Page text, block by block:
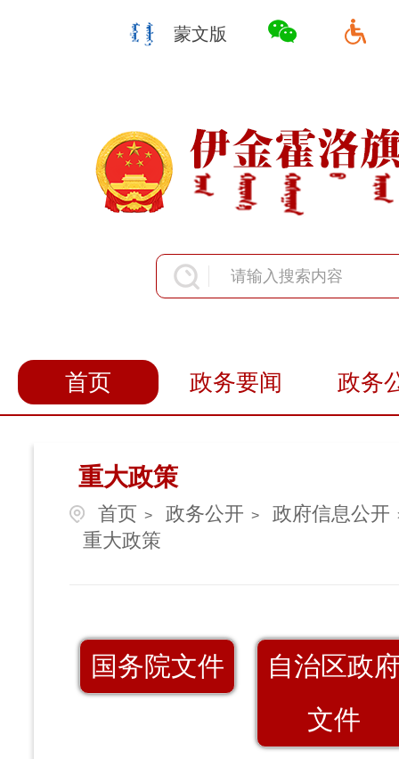
蒙文版
首页 政务要闻
政务
重大政策
首页 > 政务公开 > 政府信息公开
重大政策
国务院文件
自治区政
文件